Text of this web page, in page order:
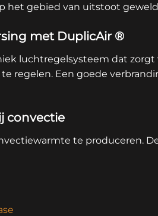
het gebied van uitstoot
met DuplicAir ®
luchtregelsysteem dat zorgt
regelen. Een goede
convectie
te produceren.